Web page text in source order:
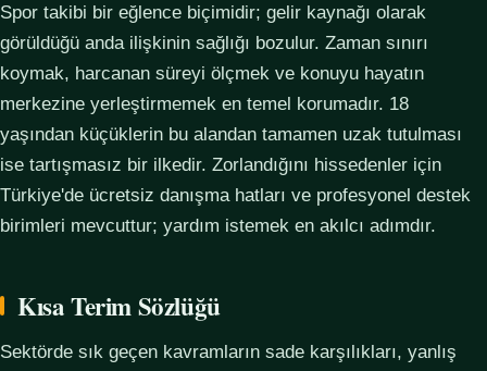
Spor takibi bir eğlence biçimidir; gelir kaynağı olarak
görüldüğü anda ilişkinin sağlığı bozulur. Zaman sınırı
koymak, harcanan süreyi ölçmek ve konuyu hayatın
merkezine yerleştirmemek en temel korumadır. 18
yaşından küçüklerin bu alandan tamamen uzak tutulması
ise tartışmasız bir ilkedir. Zorlandığını hissedenler için
Türkiye'de ücretsiz danışma hatları ve profesyonel destek
birimleri mevcuttur; yardım istemek en akılcı adımdır.
Kısa Terim Sözlüğü
Sektörde sık geçen kavramların sade karşılıkları, yanlış